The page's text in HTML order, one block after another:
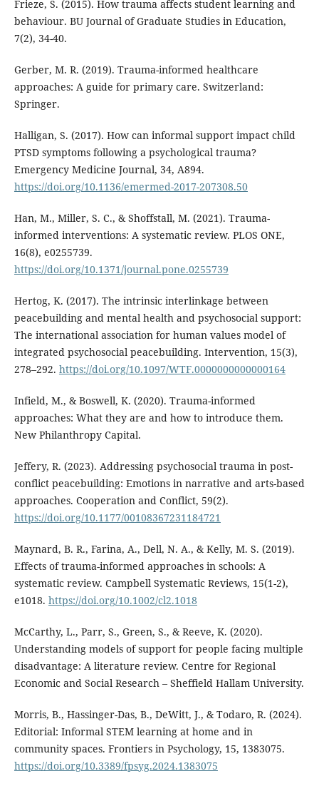
Frieze, S. (2015). How trauma affects student learning and
behaviour. BU Journal of Graduate Studies in Education,
7(2), 34-40.
Gerber, M. R. (2019). Trauma-informed healthcare
approaches: A guide for primary care. Switzerland:
Springer.
Halligan, S. (2017). How can informal support impact child
PTSD symptoms following a psychological trauma?
Emergency Medicine Journal, 34, A894.
https://doi.org/10.1136/emermed-2017-207308.50
Han, M., Miller, S. C., & Shoffstall, M. (2021). Trauma-
informed interventions: A systematic review. PLOS ONE,
16(8), e0255739.
https://doi.org/10.1371/journal.pone.0255739
Hertog, K. (2017). The intrinsic interlinkage between
peacebuilding and mental health and psychosocial support:
The international association for human values model of
integrated psychosocial peacebuilding. Intervention, 15(3),
278–292. https://doi.org/10.1097/WTF.0000000000000164
Infield, M., & Boswell, K. (2020). Trauma-informed
approaches: What they are and how to introduce them.
New Philanthropy Capital.
Jeffery, R. (2023). Addressing psychosocial trauma in post-
conflict peacebuilding: Emotions in narrative and arts-based
approaches. Cooperation and Conflict, 59(2).
https://doi.org/10.1177/00108367231184721
Maynard, B. R., Farina, A., Dell, N. A., & Kelly, M. S. (2019).
Effects of trauma-informed approaches in schools: A
systematic review. Campbell Systematic Reviews, 15(1-2),
e1018. https://doi.org/10.1002/cl2.1018
McCarthy, L., Parr, S., Green, S., & Reeve, K. (2020).
Understanding models of support for people facing multiple
disadvantage: A literature review. Centre for Regional
Economic and Social Research – Sheffield Hallam University.
Morris, B., Hassinger-Das, B., DeWitt, J., & Todaro, R. (2024).
Editorial: Informal STEM learning at home and in
community spaces. Frontiers in Psychology, 15, 1383075.
https://doi.org/10.3389/fpsyg.2024.1383075